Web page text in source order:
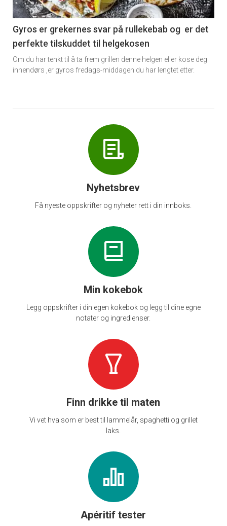
-
6
Gyros er grekernes svar på rullekebab og er det
perfekte tilskuddet til helgekosen
Om du har tenkt til å ta frem grillen denne helgen eller kose deg
innendørs ,er gyros fredags-middagen du har lengtet etter.
Nyhetsbrev
Få nyeste oppskrifter og nyheter rett i din innboks.
Min kokebok
Legg oppskrifter i din egen kokebok og legg til dine egne
notater og ingredienser.
Finn drikke til maten
Vi vet hva som er best til lammelår, spaghetti og grillet
laks.
Apéritif tester